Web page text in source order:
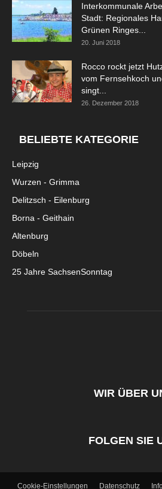
Interkommunale
Stadt: Regionales
Grünen Ringes...
20. Juni 2018
Rocco rockt jetzt
vom Fernsehkoch
singt...
26. Dezember 2018
BELIEBTE KATEGORIE
Leipzig
Wurzen - Grimma
Delitzsch - Eilenburg
Borna - Geithain
Altenburg
Döbeln
25 Jahre SachsenSonntag
WIR ÜBER
FOLGEN SIE
Cookie-Einstellungen Datenschutz